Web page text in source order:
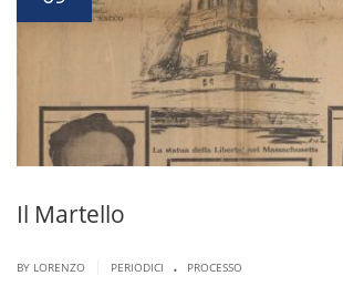
Il Martello
BY LORENZO PERIODICI . PROCESSO